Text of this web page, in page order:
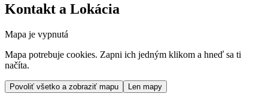
Kontakt a Lokácia
Mapa je vypnutá
Mapa potrebuje cookies. Zapni ich jedným klikom a hneď sa ti
načíta.
Povoliť všetko a zobraziť mapu Len mapy